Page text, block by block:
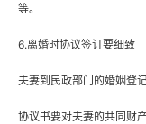
等。
6.离婚时协议签订要细致
夫妻到民政部门的婚姻登
协议书要对夫妻的共同财